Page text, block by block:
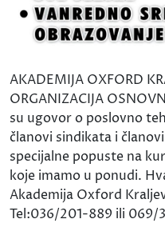
AKADEMIJA OXFORD
ORGANIZACIJA
su ugovor o poslovno
članovi sindikata i
specijalne popuste na
koje imamo u ponudi.
Akademija Oxford
Tel:036/201-889 ili